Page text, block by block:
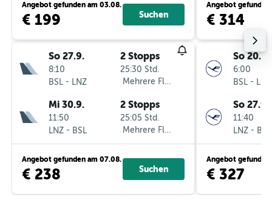
Angebot gefunden am 03.08.
€ 199 Suchen
So 27.9.
8:10
BSL - LNZ
2 Stopps
25:30 Std.
Mehrere Fluglinien
Mi 30.9.
11:50
LNZ - BSL
2 Stopps
25:05 Std.
Mehrere Fluglinien
Angebot gefunden am 07.08.
€ 238 Suchen
Angebot gefunden
€ 314
So 20.9.
6:00
BSL - LNZ
So 27.9.
11:40
LNZ - BSL
Angebot gefunden
€ 327